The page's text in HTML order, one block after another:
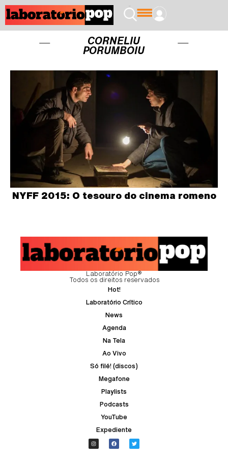
CORNELIU
PORUMBOIU
NYFF 2015: O tesouro do cinema romeno
Laboratório Pop®
Todos os direitos reservados
Hot!
Laboratório Crítico
News
Agenda
Na Tela
Ao Vivo
Só filé! (discos)
Megafone
Playlists
Podcasts
YouTube
Expediente